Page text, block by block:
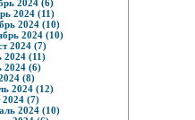
2024 (6)
2024 (11)
2024 (10)
2024 (10)
2024 (7)
(11)
2024 (6)
(8)
2024 (12)
(7)
2024 (10)